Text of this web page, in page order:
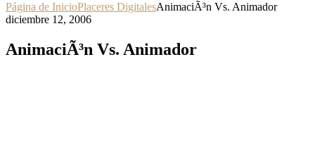
Página de InicioPlaceres DigitalesAnimaciÃ³n Vs. Animador
diciembre 12, 2006
AnimaciÃ³n Vs. Animador